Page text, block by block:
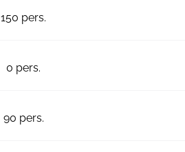
150 pers.
0 pers.
90 pers.